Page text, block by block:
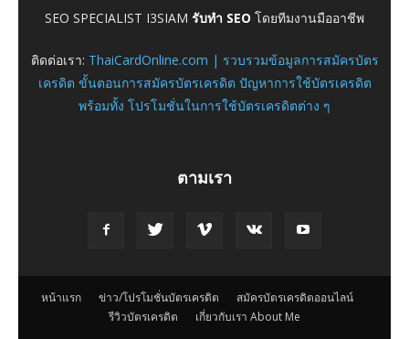
SEO SPECIALIST I3SIAM รับทำ SEO โดยทีมงานมืออาชีพ
ติดต่อเรา: ThaiCardOnline.com | รวบรวมข้อมูลการสมัครบัตร
เครดิต ขั้นตอนการสมัครบัตรเครดิต ปัญหาการใช้บัตรเครดิต
พร้อมทั้ง โปรโมชั่นในการใช้บัตรเครดิตต่าง ๆ
ตามเรา
หน้าแรก ข่าว/โปรโมชั่นบัตรเครดิต
สมัครบัตรเครดิตออนไลน์
รีวิวบัตรเครดิต
เกี่ยวกับเรา About Me